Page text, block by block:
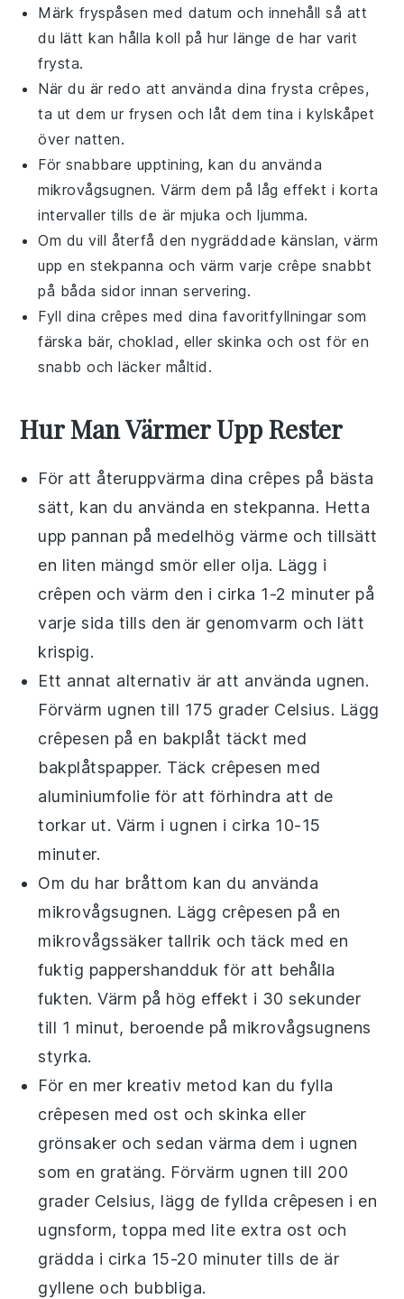
Märk fryspåsen med datum och innehåll så att
du lätt kan hålla koll på hur länge de har varit
frysta.
När du är redo att använda dina frysta crêpes,
ta ut dem ur frysen och låt dem tina i kylskåpet
över natten.
För snabbare upptining, kan du använda
mikrovågsugnen. Värm dem på låg effekt i korta
intervaller tills de är mjuka och ljumma.
Om du vill återfå den nygräddade känslan, värm
upp en stekpanna och värm varjecrêpe snabbt
på båda sidor innan servering.
Fyll dinacrêpes med dina favoritfyllningar som
färska bär,choklad , eller skinka ochost för en
snabb och läcker måltid.
Hur Man Värmer Upp Rester
För att återuppvärma dina crêpes på bästa
sätt, kan du använda en stekpanna. Hetta
upp pannan på medelhög värme och tillsätt
en liten mängd smör eller olja. Lägg i
crêpen och värm den i cirka 1-2 minuter på
varje sida tills den är genomvarm och lätt
krispig.
Ett annat alternativ är att använda ugnen.
Förvärm ugnen till 175 grader Celsius. Lägg
crêpesen på en bakplåt täckt med
bakplåtspapper. Täck crêpesen med
aluminiumfolie för att förhindra att de
torkar ut. Värm i ugnen i cirka 10-15
minuter.
Om du har bråttom kan du använda
mikrovågsugnen. Lägg crêpesen på en
mikrovågssäker tallrik och täck med en
fuktig pappershandduk för att behålla
fukten. Värm på hög effekt i 30 sekunder
till 1 minut, beroende på mikrovågsugnens
styrka.
För en mer kreativ metod kan du fylla
crêpesen med ost och skinka eller
grönsaker och sedan värma dem i ugnen
som en gratäng. Förvärm ugnen till 200
grader Celsius, lägg de fyllda crêpesen i en
ugnsform, toppa med lite extra ost och
grädda i cirka 15-20 minuter tills de är
gyllene och bubbliga.